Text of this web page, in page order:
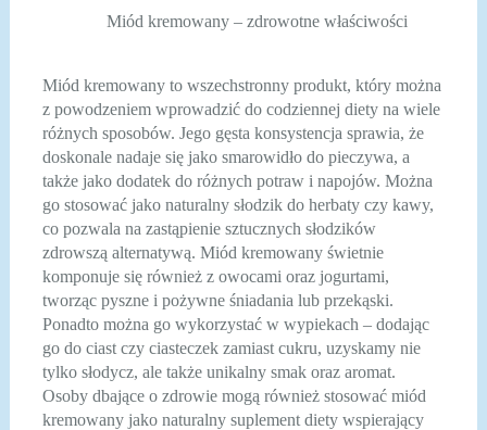
Miód kremowany – zdrowotne właściwości
Miód kremowany to wszechstronny produkt, który można
z powodzeniem wprowadzić do codziennej diety na wiele
różnych sposobów. Jego gęsta konsystencja sprawia, że
doskonale nadaje się jako smarowidło do pieczywa, a
także jako dodatek do różnych potraw i napojów. Można
go stosować jako naturalny słodzik do herbaty czy kawy,
co pozwala na zastąpienie sztucznych słodzików
zdrowszą alternatywą. Miód kremowany świetnie
komponuje się również z owocami oraz jogurtami,
tworząc pyszne i pożywne śniadania lub przekąski.
Ponadto można go wykorzystać w wypiekach – dodając
go do ciast czy ciasteczek zamiast cukru, uzyskamy nie
tylko słodycz, ale także unikalny smak oraz aromat.
Osoby dbające o zdrowie mogą również stosować miód
kremowany jako naturalny suplement diety wspierający